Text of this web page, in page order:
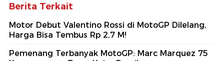
Berita Terkait
Motor Debut Valentino Rossi di MotoGP Dilelang,
Harga Bisa Tembus Rp 2,7 M!
Pemenang Terbanyak MotoGP: Marc Marquez 75